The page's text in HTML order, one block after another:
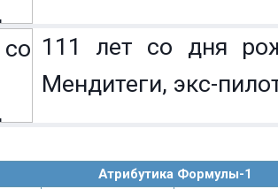
111 лет со дня
Мендитеги, экс-
Атрибутика Формулы-1